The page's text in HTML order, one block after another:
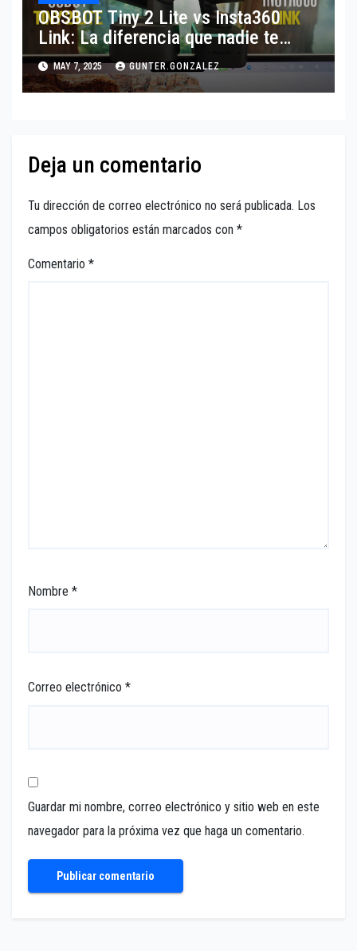
OBSBOT Tiny 2 Lite vs Insta360
Link: La diferencia que nadie te
cuenta
MAY 7, 2025 GUNTER.GONZALEZ
Deja un comentario
Tu dirección de correo electrónico no será publicada. Los
campos obligatorios están marcados con *
Comentario *
Nombre *
Correo electrónico *
Guardar mi nombre, correo electrónico y sitio web en este
navegador para la próxima vez que haga un comentario.